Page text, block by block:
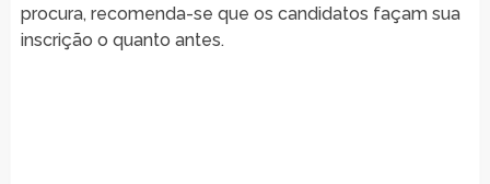
procura, recomenda-se que os candidatos façam sua
inscrição o quanto antes.